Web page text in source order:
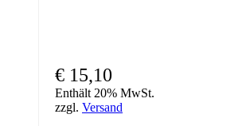
€ 15,10
Enthält 20% MwSt.
zzgl. Versand